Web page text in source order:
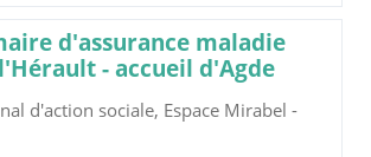
d'assurance maladie
- accueil d'Agde
d'action sociale, Espace Mirabel -